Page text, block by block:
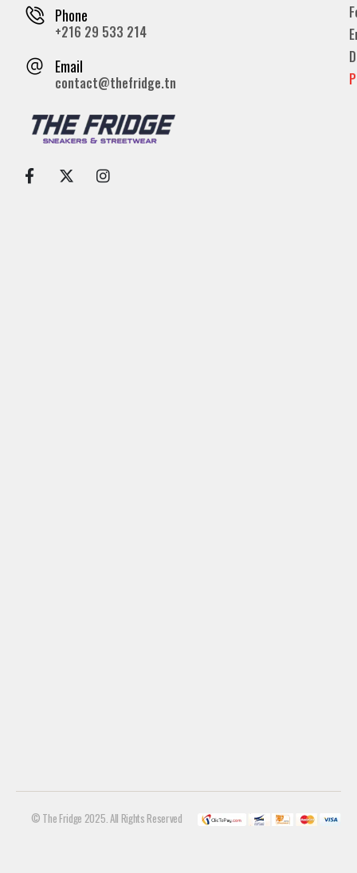
Phone
+216 29 533 214
Email
contact@thefridge.tn
© The Fridge 2025. All Rights Reserved